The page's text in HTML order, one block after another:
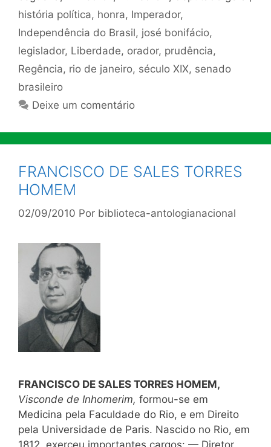
história política, honra, Imperador,
Independência do Brasil, josé bonifácio,
legislador, Liberdade, orador, prudência,
Regência, rio de janeiro, século XIX, senado
brasileiro
Deixe um comentário
FRANCISCO DE SALES TORRES
HOMEM
02/09/2010 Por biblioteca-antologianacional
FRANCISCO DE SALES TORRES HOMEM,
Visconde de Inhomerim, formou-se em
Medicina pela Faculdade do Rio, e em Direito
pela Universidade de Paris. Nascido no Rio, em
1812, exerceu importantes cargos: — Diretor